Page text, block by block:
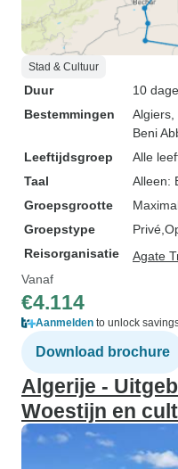
Stad & Cultuur
Duur
10
Bestemmingen
Algiers
Beni
Leeftijdsgroep
Alle
Taal
Alleen:
Groepsgrootte
Groepstype
Privé
Reisorganisatie
Agate
Vanaf
€4.114
Aanmelden to unlock
Download brochure
Algerije -
Woestijn en